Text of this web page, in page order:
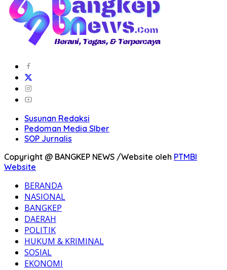
Susunan Redaksi
Pedoman Media SIber
SOP Jurnalis
Copyright @ BANGKEP NEWS /Website oleh PTMBI
Website
BERANDA
NASIONAL
BANGKEP
DAERAH
POLITIK
HUKUM & KRIMINAL
SOSIAL
EKONOMI